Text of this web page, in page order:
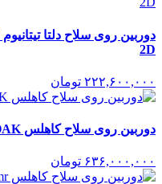
2D
۲۲۲,۶۰۰,۰۰۰ تومان
دوربین روی سلاح کاهلس Kahles K1050 10-50×56 MOAK
۶۳۶,۰۰۰,۰۰۰ تومان